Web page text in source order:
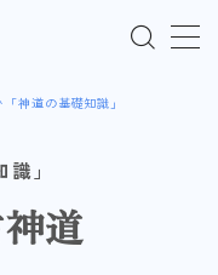
神道の基礎知識」
」
道